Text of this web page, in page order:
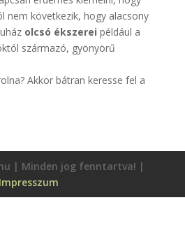
nem következik, hogy alacsony
olcsó ékszerei például a
származó, gyönyörű
Akkor bátran keresse fel a
| Minden jog fenntartva! |
Impresszum